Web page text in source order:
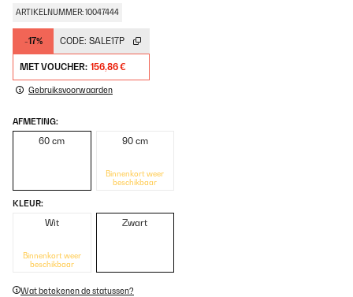
ARTIKELNUMMER: 10047444
-17% CODE: SALE17P
MET VOUCHER: 156,86 €
Gebruiksvoorwaarden
AFMETING:
60 cm 90 cm
Binnenkort weer
beschikbaar
KLEUR:
Wit
Binnenkort weer
beschikbaar
Zwart
Wat betekenen de statussen?